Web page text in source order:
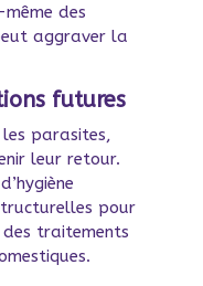
des
aggraver la
futures
les parasites,
leur retour.
pour
des traitements